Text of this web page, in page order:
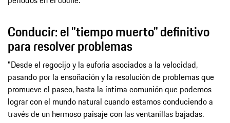
Conducir: el "tiempo muerto" definitivo
para resolver problemas
"Desde el regocijo y la euforia asociados a la velocidad,
pasando por la ensoñación y la resolución de problemas que
promueve el paseo, hasta la íntima comunión que podemos
lograr con el mundo natural cuando estamos conduciendo a
través de un hermoso paisaje con las ventanillas bajadas.